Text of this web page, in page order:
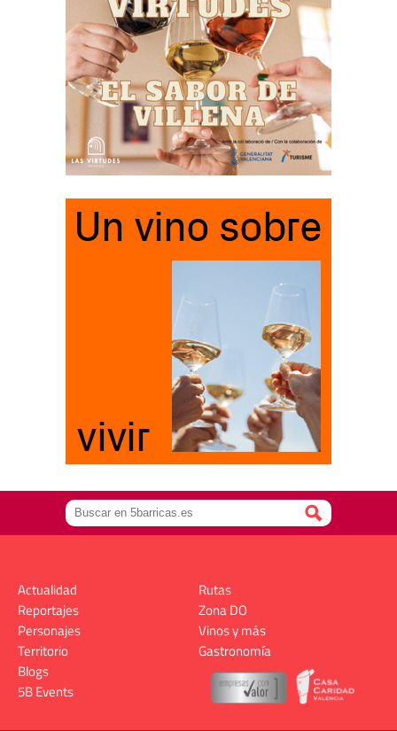
Actualidad
Reportajes
Personajes
Territorio
Rutas
Zona DO
Vinos y más
Gastronomía
Blogs
5B Events